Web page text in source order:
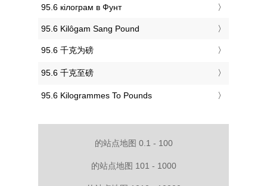
‎95.6 кілограм в Фунт
‎95.6 Kilôgam Sang Pound
‎95.6 千克为磅
‎95.6 千克至磅
‎95.6 Kilogrammes To Pounds
的站点地图 0.1 - 100
的站点地图 101 - 1000